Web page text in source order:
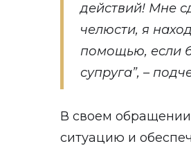
действий! Мне
челюсти, я
помощью, если
супруга”, –
В своем
ситуацию и